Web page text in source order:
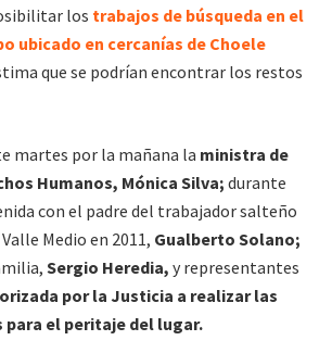
los trabajos de búsqueda en el
ubicado en cercanías de Choele
que se podrían encontrar los restos
martes por la mañana la ministra de
Humanos, Mónica Silva; durante
con el padre del trabajador salteño
Medio en 2011, Gualberto Solano;
Sergio Heredia, y representantes
por la Justicia a realizar las
para el peritaje del lugar.